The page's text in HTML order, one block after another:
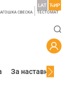
СВЕСКА TЕСТОМАТ
LAT ЋИР
За наставнике